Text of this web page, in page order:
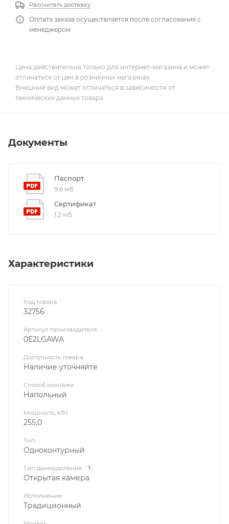
Рассчитать доставку
Оплата заказа осуществляется после согласования с
менеджером
Цена действительна только для интернет-магазина и может
отличаться от цен в розничных магазинах.
Внешний вид может отличаться в зависимости от
технических данных товара.
Документы
Паспорт
9,6 мб
Сертификат
1,2 мб
Характеристики
Код товара
32756
Артикул производителя
0E2LGAWA
Доступность товара
Наличие уточняйте
Способ монтажа
Напольный
Мощность, кВт
255,0
Тип
Одноконтурный
Тип дымоудоления ?
Открытая камера
Исполнение
Традиционный